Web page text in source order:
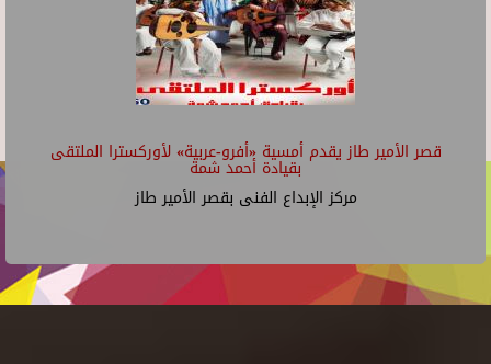
قصر الأمير طاز يقدم أمسية «أفرو-عربية» لأوركسترا الملتقى
بقيادة أحمد شمة
مركز الإبداع الفنى بقصر الأمير طاز